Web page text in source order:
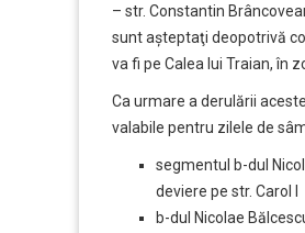
– str. Constantin
sunt aşteptaţi deopotrivă
va fi pe Calea lui Traian, în
Ca urmare a derulării
valabile pentru zilele de
segmentul b-dul
deviere pe str. Carol I
b-dul Nicolae